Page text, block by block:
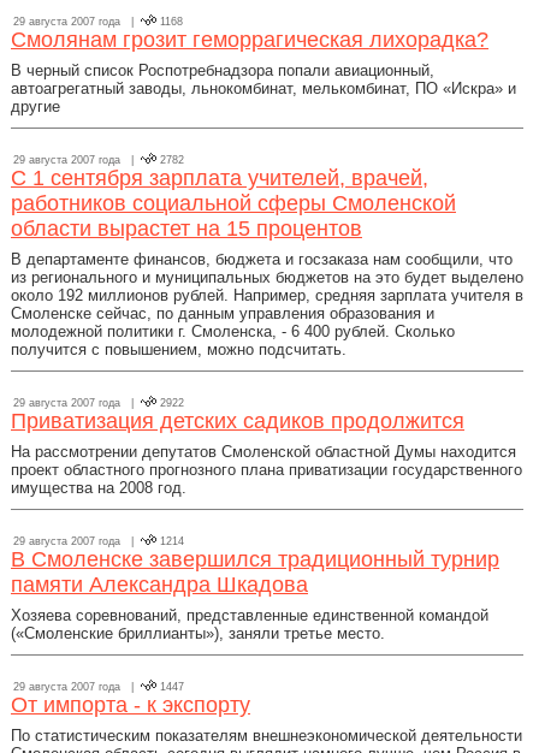
29 августа 2007 года | 1168
Смолянам грозит геморрагическая лихорадка?
В черный список Роспотребнадзора попали авиационный,
автоагрегатный заводы, льнокомбинат, мелькомбинат, ПО «Искра» и
другие
29 августа 2007 года | 2782
С 1 сентября зарплата учителей, врачей,
работников социальной сферы Смоленской
области вырастет на 15 процентов
В департаменте финансов, бюджета и госзаказа нам сообщили, что
из регионального и муниципальных бюджетов на это будет выделено
около 192 миллионов рублей. Например, средняя зарплата учителя в
Смоленске сейчас, по данным управления образования и
молодежной политики г. Смоленска, - 6 400 рублей. Сколько
получится с повышением, можно подсчитать.
29 августа 2007 года | 2922
Приватизация детских садиков продолжится
На рассмотрении депутатов Смоленской областной Думы находится
проект областного прогнозного плана приватизации государственного
имущества на 2008 год.
29 августа 2007 года | 1214
В Смоленске завершился традиционный турнир
памяти Александра Шкадова
Хозяева соревнований, представленные единственной командой
(«Смоленские бриллианты»), заняли третье место.
29 августа 2007 года | 1447
От импорта - к экспорту
По статистическим показателям внешнеэкономической деятельности